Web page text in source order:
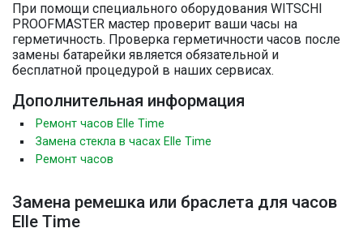
При помощи специального оборудования WITSCHI
PROOFMASTER мастер проверит ваши часы на
герметичность. Проверка герметичности часов после
замены батарейки является обязательной и
бесплатной процедурой в наших сервисах.
Дополнительная информация
Ремонт часов Elle Time
Замена стекла в часах Elle Time
Ремонт часов
Замена ремешка или браслета для часов
Elle Time